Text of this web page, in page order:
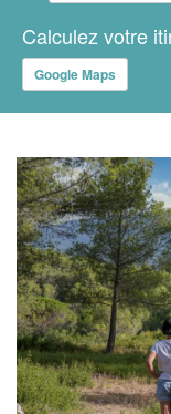
Calculez votre
Google Maps